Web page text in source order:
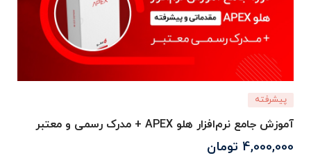
پیشرفته
آموزش جامع نرم‌افزار هلو APEX + مدرک رسمی و معتبر
4,000,000 تومان